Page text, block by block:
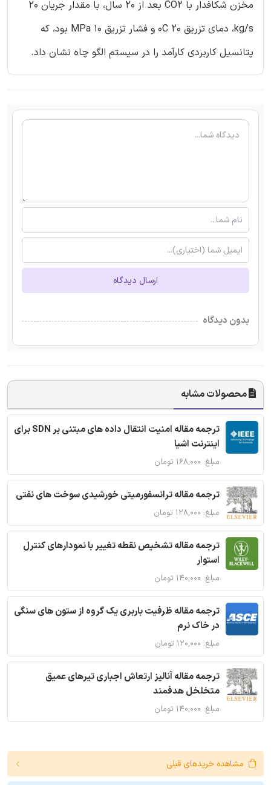
مخزن شکافدار با CO2 بعد از 20 سال، با مقدار جریان 20
kg/s، دمای تزریق 20 0C و فشار تزریق 10 MPa بود، که
پتانسیل کاربردی کارآمد را در سیستم الگو چاه نشان داد.
ارسال دیدگاه
بدون دیدگاه
محصولات مشابه
ترجمه مقاله امنیت انتقال داده های مبتنی بر SDN برای
اینترنت اشیا
مبلغ: ۱۶۸,۰۰۰ تومان
ترجمه مقاله ترانسفورمیتی خورشیدی سوخت های نفتی
مبلغ: ۱۲۸,۰۰۰ تومان
ترجمه مقاله تشخیص نقطه تغییر با نمودارهای کنترل
استوار
مبلغ: ۱۴۰,۰۰۰ تومان
ترجمه مقاله ظرفیت باربری یک گروه از ستون های سنگی
در خاک نرم
مبلغ: ۱۲۰,۰۰۰ تومان
ترجمه مقاله آنالیز ارتعاش اجباری تیرهای عمیق
متخلخل هدفمند
مبلغ: ۱۴۰,۰۰۰ تومان
مشاهده خریدهای قبلی